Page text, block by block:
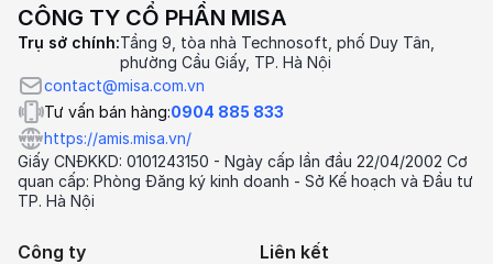
CÔNG TY CỔ PHẦN MISA
Trụ sở chính:Tầng 9, tòa nhà Technosoft, phố Duy Tân,
phường Cầu Giấy, TP. Hà Nội
contact@misa.com.vn
Tư vấn bán hàng:0904 885 833
https://amis.misa.vn/
Giấy CNĐKKD: 0101243150 - Ngày cấp lần đầu 22/04/2002 Cơ
quan cấp: Phòng Đăng ký kinh doanh - Sở Kế hoạch và Đầu tư
TP. Hà Nội
Công ty Liên kết